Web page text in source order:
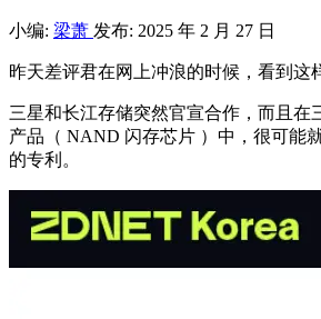
小编: 梁萧 发布: 2025 年 2 月 27 日
昨天差评君在网上冲浪的时候，看到
三星和长江存储突然官宣合作，而且在
产品（ NAND 闪存芯片 ）中，很可能
的专利。